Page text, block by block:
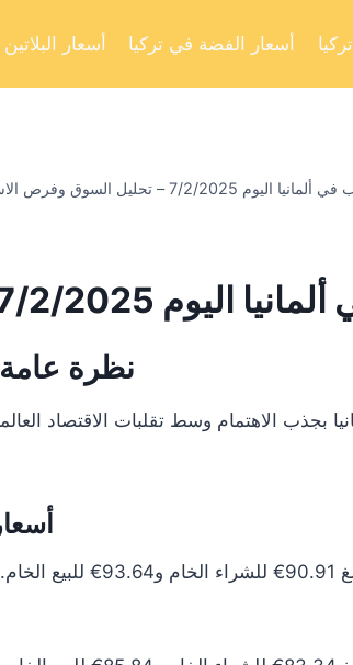
أسعار أسعار الفضة في تركيا
7/2/2025 – تحليل السوق وفرص الاستثمار
اليوم 7/2/2025
نظرة
بجذب الاهتمام وسط تقلبات الاقتصاد